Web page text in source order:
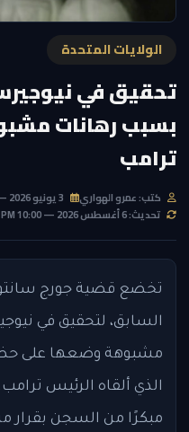
الولايات المتحدة
تحقيق في
بسبب رهانات
ترامب
كتب: عمرو الهواري
تحديث: 6 أغسطس 2026 — 10:00 PM
تخضع قضية جورج
السابق، لتحقيق في
مشبوهة وضعها على
الذي ألقاه الرئيس
مبكرًا من السجن بقرار